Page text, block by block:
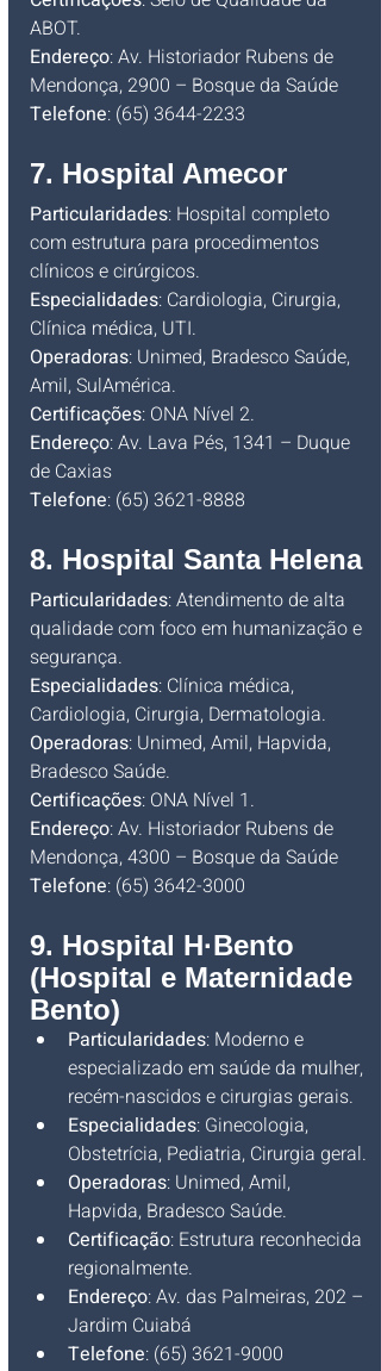
ABOT.
Endereço: Av. Historiador Rubens de
Mendonça, 2900 – Bosque da Saúde
Telefone: (65) 3644-2233
7. Hospital Amecor
Particularidades: Hospital completo
com estrutura para procedimentos
clínicos e cirúrgicos.
Especialidades: Cardiologia, Cirurgia,
Clínica médica, UTI.
Operadoras: Unimed, Bradesco Saúde,
Amil, SulAmérica.
Certificações: ONA Nível 2.
Endereço: Av. Lava Pés, 1341 – Duque
de Caxias
Telefone: (65) 3621-8888
8. Hospital Santa Helena
Particularidades: Atendimento de alta
qualidade com foco em humanização e
segurança.
Especialidades: Clínica médica,
Cardiologia, Cirurgia, Dermatologia.
Operadoras: Unimed, Amil, Hapvida,
Bradesco Saúde.
Certificações: ONA Nível 1.
Endereço: Av. Historiador Rubens de
Mendonça, 4300 – Bosque da Saúde
Telefone: (65) 3642-3000
9. Hospital H·Bento
(Hospital e Maternidade
Bento)
Particularidades: Moderno e
especializado em saúde da mulher,
recém-nascidos e cirurgias gerais.
Especialidades: Ginecologia,
Obstetrícia, Pediatria, Cirurgia geral.
Operadoras: Unimed, Amil,
Hapvida, Bradesco Saúde.
Certificação: Estrutura reconhecida
regionalmente.
Endereço: Av. das Palmeiras, 202 –
Jardim Cuiabá
Telefone: (65) 3621-9000